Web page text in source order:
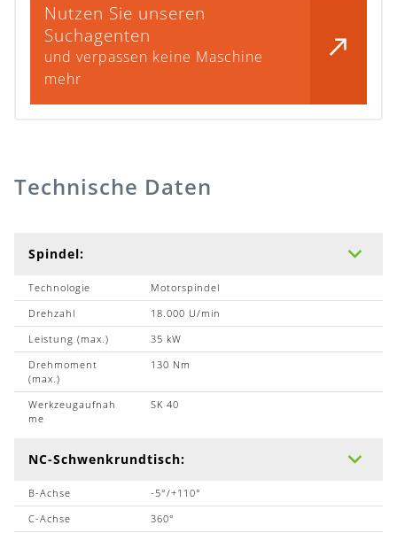
Nutzen Sie unseren
Suchagenten
und verpassen keine Maschine
mehr
Technische Daten
Spindel:
Technologie
Motorspindel
Drehzahl
18.000 U/min
Leistung (max.)
35 kW
Drehmoment
(max.)
130 Nm
Werkzeugaufnah
me
SK 40
NC-Schwenkrundtisch:
B-Achse
-5°/+110°
C-Achse
360°